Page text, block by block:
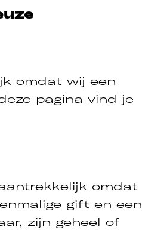
omdat wij een
pagina vind je
omdat
gift en een
zijn geheel of